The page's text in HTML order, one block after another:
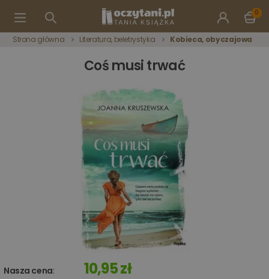
0
Strona główna Literatura, beletrystyka Kobieca, obyczajowa
Coś musi trwać
Nasza cena: 10,95 zł